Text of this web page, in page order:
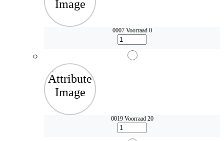
0007 Voorraad 0
0019 Voorraad 20